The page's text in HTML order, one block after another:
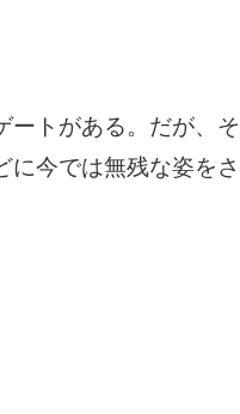
ートがある。だが、そ
に今では無残な姿をさ